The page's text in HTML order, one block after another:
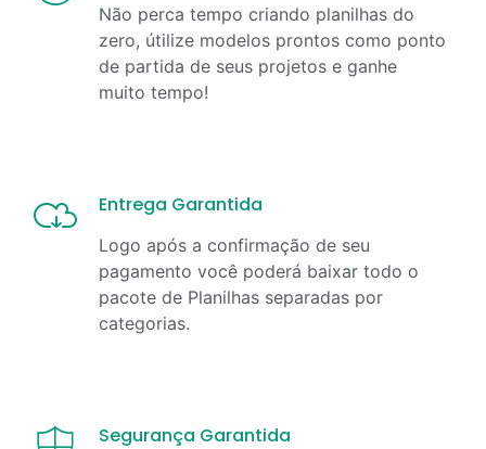
Não perca tempo criando planilhas do
zero, útilize modelos prontos como ponto
de partida de seus projetos e ganhe
muito tempo!
Entrega Garantida
Logo após a confirmação de seu
pagamento você poderá baixar todo o
pacote de Planilhas separadas por
categorias.
Segurança Garantida